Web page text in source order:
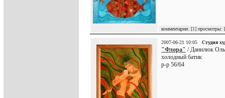
комментарии: [1] просмотры: [
2007-06-21 10:05 Студия
"Флора" / Данилюк
холодный батик
р-р 56/64